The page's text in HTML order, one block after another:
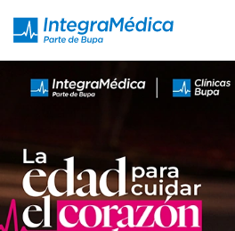
Especialidades y Servicios